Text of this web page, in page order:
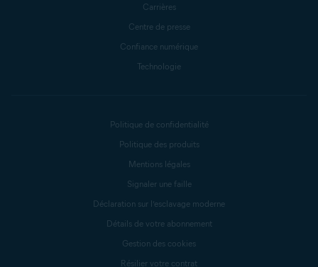
Carrières
Centre de presse
Confiance numérique
Technologie
Politique de confidentialité
Politique des produits
Mentions légales
Signaler une faille
Déclaration sur l’esclavage moderne
Détails de votre abonnement
Gestion des cookies
Résilier votre contrat